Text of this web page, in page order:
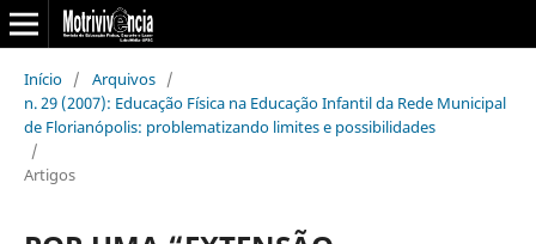
Início / Arquivos /
n. 29 (2007): Educação Física na Educação Infantil da Rede Municipal
de Florianópolis: problematizando limites e possibilidades
/
Artigos